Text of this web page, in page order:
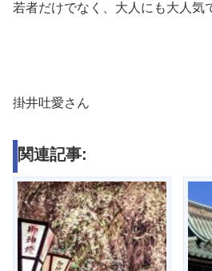
若者だけでなく、大人にも大人気
掛井吐愛さん
関連記事: